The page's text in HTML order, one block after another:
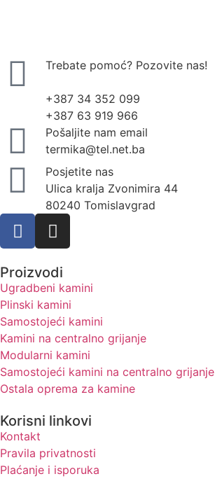
Trebate pomoć? Pozovite nas!
+387 34 352 099
+387 63 919 966
Pošaljite nam email
termika@tel.net.ba
Posjetite nas
Ulica kralja Zvonimira 44
80240 Tomislavgrad
Proizvodi
Ugradbeni kamini
Plinski kamini
Samostojeći kamini
Kamini na centralno grijanje
Modularni kamini
Samostojeći kamini na centralno grijanje
Ostala oprema za kamine
Korisni linkovi
Kontakt
Pravila privatnosti
Plaćanje i isporuka